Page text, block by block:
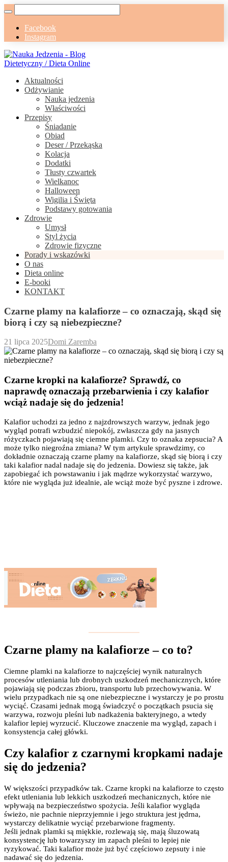
Facebook
Instagram
Aktualności
Odżywianie
Nauka jedzenia
Właściwości
Przepisy
Śniadanie
Obiad
Deser / Przekąska
Kolacja
Dodatki
Tłusty czwartek
Wielkanoc
Halloween
Wigilia i Święta
Podstawy gotowania
Zdrowie
Umysł
Styl życia
Zdrowie fizyczne
Porady i wskazówki
O nas
Dieta online
E-booki
KONTAKT
Czarne plamy na kalafiorze – co oznaczają, skąd się
biorą i czy są niebezpieczne?
21 lipca 2025Domi Zaremba
Czarne kropki na kalafiorze? Sprawdź, co
naprawdę oznaczają przebarwienia i czy kalafior
wciąż nadaje się do jedzenia!
Kalafior uchodzi za jedno z najzdrowszych warzyw, jednak jego
wygląd potrafi wzbudzić niepokój, zwłaszcza gdy na jasnych
różyczkach pojawiają się ciemne plamki. Czy to oznaka zepsucia? A
może tylko niegroźna zmiana? W tym artykule sprawdzimy, co
dokładnie oznaczają czarne plamy na kalafiorze, skąd się biorą i czy
taki kalafior nadal nadaje się do jedzenia. Dowiesz się także, jak
zapobiegać ich powstawaniu i jak mądrze wykorzystać warzywo,
które nie wygląda już idealnie, ale wciąż może być pyszne i zdrowe.
Czarne plamy na kalafiorze – co to?
Ciemne plamki na kalafiorze to najczęściej wynik naturalnych
procesów utleniania lub drobnych uszkodzeń mechanicznych, które
pojawiają się podczas zbioru, transportu lub przechowywania. W
wielu przypadkach nie są one niebezpieczne i wystarczy je po prostu
wyciąć. Czasami jednak mogą świadczyć o początkach psucia się
warzywa, rozwoju pleśni lub nadkażenia bakteryjnego, a wtedy
kalafior lepiej wyrzucić. Kluczowe znaczenie ma wygląd, zapach i
konsystencja całej główki.
Czy kalafior z czarnymi kropkami nadaje
się do jedzenia?
W większości przypadków tak. Czarne kropki na kalafiorze to często
efekt utleniania lub lekkich uszkodzeń mechanicznych, które nie
wpływają na bezpieczeństwo spożycia. Jeśli kalafior wygląda
świeżo, nie pachnie nieprzyjemnie i jego struktura jest jędrna,
wystarczy delikatnie wyciąć przebarwione fragmenty.
Jeśli jednak plamki są miękkie, rozlewają się, mają śluzowatą
konsystencję lub towarzyszy im zapach pleśni to lepiej nie
ryzykować. Taki kalafior może już być częściowo zepsuty i nie
nadawać się do jedzenia.